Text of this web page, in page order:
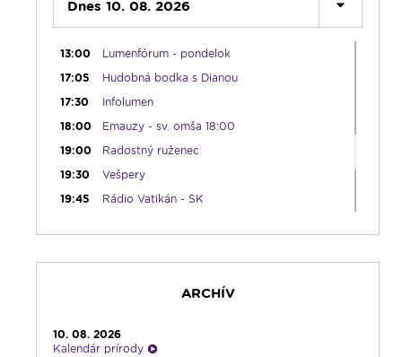
Dnes 10. 08. 2026
12:10
Hudobný aperitív
12:30
Biblia za rok
13:00
Lumenfórum - pondelok
17:05
Hudobná bodka s Dianou
17:30
Infolumen
18:00
Emauzy - sv. omša 18:00
19:00
Radostný ruženec
19:30
Vešpery
19:45
Rádio Vatikán - SK
Album týždňa s Imrom Šimigom
22:00
Počúvaj srdcom
ARCHÍV
10. 08. 2026
Kalendár prírody